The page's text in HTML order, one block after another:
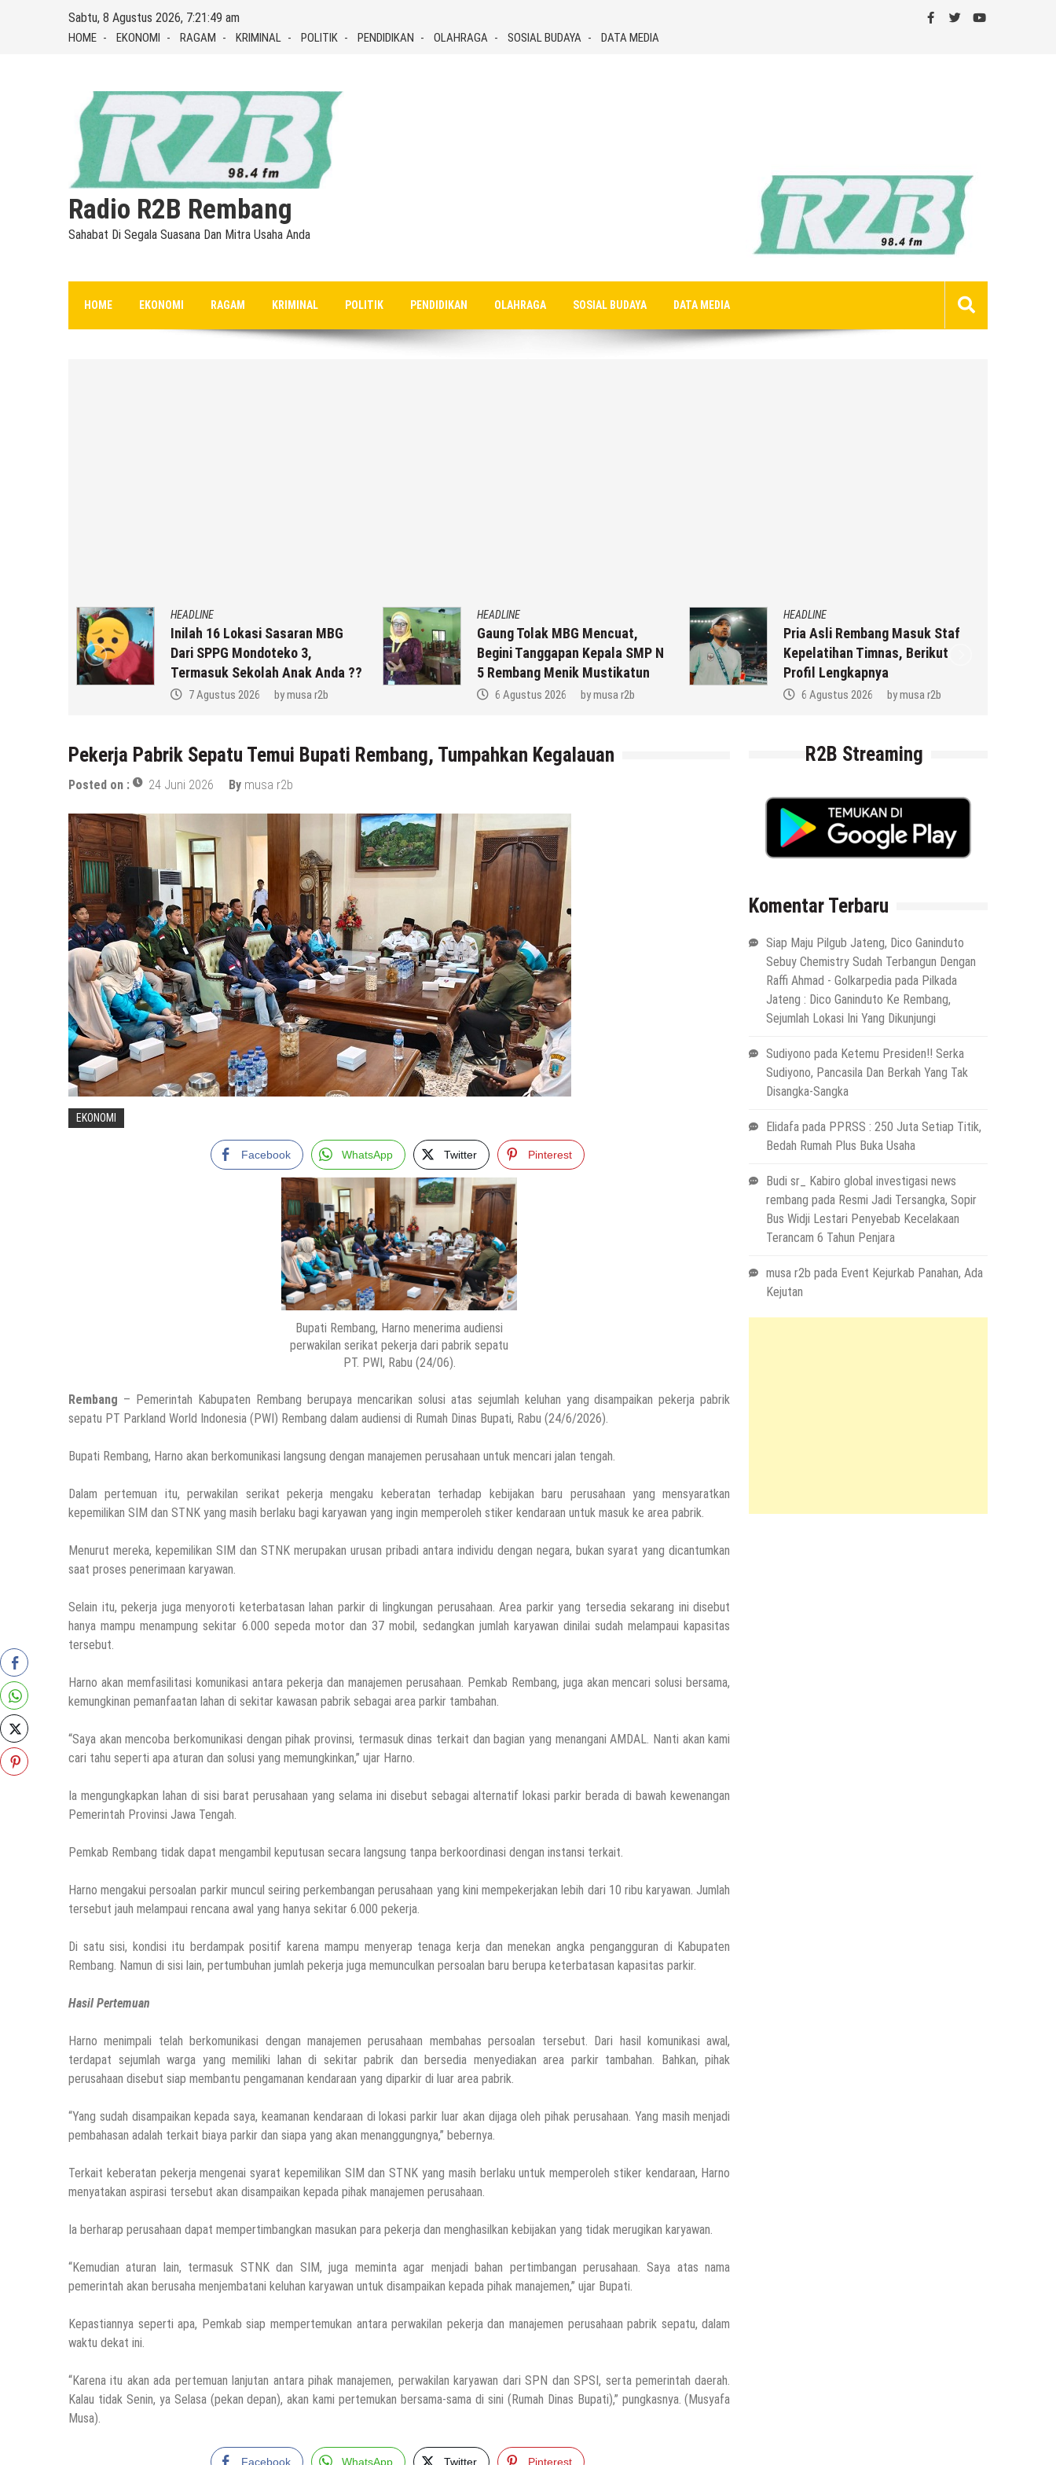
Sabtu, 8 Agustus 2026, 7:21:49 am
HOME EKONOMI RAGAM KRIMINAL POLITIK PENDIDIKAN OLAHRAGA SOSIAL BUDAYA DATA MEDIA
Radio R2B Rembang
Sahabat Di Segala Suasana Dan Mitra Usaha Anda
HOME EKONOMI RAGAM KRIMINAL POLITIK PENDIDIKAN OLAHRAGA SOSIAL BUDAYA DATA MEDIA
HEADLINE
Inilah 16 Lokasi Sasaran MBG
Dari SPPG Mondoteko 3,
Termasuk Sekolah Anak Anda ??
7 Agustus 2026 bymusa r2b
HEADLINE
Gaung Tolak MBG Mencuat,
Begini Tanggapan Kepala SMP N
5 Rembang Menik Mustikatun
6 Agustus 2026 bymusa r2b
HEADLINE
Pria Asli Rembang Masuk Staf
Kepelatihan Timnas, Berikut
Profil Lengkapnya
6 Agustus 2026 bymusa r2b
Pekerja Pabrik Sepatu Temui Bupati Rembang, Tumpahkan Kegalauan
Posted on : 24 Juni 2026 By musa r2b
EKONOMI
Facebook WhatsApp Twitter Pinterest
Bupati Rembang, Harno menerima audiensi
perwakilan serikat pekerja dari pabrik sepatu
PT. PWI, Rabu (24/06).
Rembang – Pemerintah Kabupaten Rembang berupaya mencarikan solusi atas sejumlah keluhan yang disampaikan pekerja pabrik
sepatu PT Parkland World Indonesia (PWI) Rembang dalam audiensi di Rumah Dinas Bupati, Rabu (24/6/2026).
Bupati Rembang, Harno akan berkomunikasi langsung dengan manajemen perusahaan untuk mencari jalan tengah.
Dalam pertemuan itu, perwakilan serikat pekerja mengaku keberatan terhadap kebijakan baru perusahaan yang mensyaratkan
kepemilikan SIM dan STNK yang masih berlaku bagi karyawan yang ingin memperoleh stiker kendaraan untuk masuk ke area pabrik.
Menurut mereka, kepemilikan SIM dan STNK merupakan urusan pribadi antara individu dengan negara, bukan syarat yang dicantumkan
saat proses penerimaan karyawan.
Selain itu, pekerja juga menyoroti keterbatasan lahan parkir di lingkungan perusahaan. Area parkir yang tersedia sekarang ini disebut
hanya mampu menampung sekitar 6.000 sepeda motor dan 37 mobil, sedangkan jumlah karyawan dinilai sudah melampaui kapasitas
tersebut.
Harno akan memfasilitasi komunikasi antara pekerja dan manajemen perusahaan. Pemkab Rembang, juga akan mencari solusi bersama,
kemungkinan pemanfaatan lahan di sekitar kawasan pabrik sebagai area parkir tambahan.
“Saya akan mencoba berkomunikasi dengan pihak provinsi, termasuk dinas terkait dan bagian yang menangani AMDAL. Nanti akan kami
cari tahu seperti apa aturan dan solusi yang memungkinkan,” ujar Harno.
Ia mengungkapkan lahan di sisi barat perusahaan yang selama ini disebut sebagai alternatif lokasi parkir berada di bawah kewenangan
Pemerintah Provinsi Jawa Tengah.
Pemkab Rembang tidak dapat mengambil keputusan secara langsung tanpa berkoordinasi dengan instansi terkait.
Harno mengakui persoalan parkir muncul seiring perkembangan perusahaan yang kini mempekerjakan lebih dari 10 ribu karyawan. Jumlah
tersebut jauh melampaui rencana awal yang hanya sekitar 6.000 pekerja.
Di satu sisi, kondisi itu berdampak positif karena mampu menyerap tenaga kerja dan menekan angka pengangguran di Kabupaten
Rembang. Namun di sisi lain, pertumbuhan jumlah pekerja juga memunculkan persoalan baru berupa keterbatasan kapasitas parkir.
Hasil Pertemuan
Harno menimpali telah berkomunikasi dengan manajemen perusahaan membahas persoalan tersebut. Dari hasil komunikasi awal,
terdapat sejumlah warga yang memiliki lahan di sekitar pabrik dan bersedia menyediakan area parkir tambahan. Bahkan, pihak
perusahaan disebut siap membantu pengamanan kendaraan yang diparkir di luar area pabrik.
“Yang sudah disampaikan kepada saya, keamanan kendaraan di lokasi parkir luar akan dijaga oleh pihak perusahaan. Yang masih menjadi
pembahasan adalah terkait biaya parkir dan siapa yang akan menanggungnya,” bebernya.
Terkait keberatan pekerja mengenai syarat kepemilikan SIM dan STNK yang masih berlaku untuk memperoleh stiker kendaraan, Harno
menyatakan aspirasi tersebut akan disampaikan kepada pihak manajemen perusahaan.
Ia berharap perusahaan dapat mempertimbangkan masukan para pekerja dan menghasilkan kebijakan yang tidak merugikan karyawan.
“Kemudian aturan lain, termasuk STNK dan SIM, juga meminta agar menjadi bahan pertimbangan perusahaan. Saya atas nama
pemerintah akan berusaha menjembatani keluhan karyawan untuk disampaikan kepada pihak manajemen,” ujar Bupati.
Kepastiannya seperti apa, Pemkab siap mempertemukan antara perwakilan pekerja dan manajemen perusahaan pabrik sepatu, dalam
waktu dekat ini.
“Karena itu akan ada pertemuan lanjutan antara pihak manajemen, perwakilan karyawan dari SPN dan SPSI, serta pemerintah daerah.
Kalau tidak Senin, ya Selasa (pekan depan), akan kami pertemukan bersama-sama di sini (Rumah Dinas Bupati),” pungkasnya. (Musyafa
Musa).
Facebook WhatsApp Twitter Pinterest
R2B Streaming
Komentar Terbaru
Siap Maju Pilgub Jateng, Dico Ganinduto
Sebuy Chemistry Sudah Terbangun Dengan
Raffi Ahmad - Golkarpedia pada Pilkada
Jateng : Dico Ganinduto Ke Rembang,
Sejumlah Lokasi Ini Yang Dikunjungi
Sudiyono pada Ketemu Presiden!! Serka
Sudiyono, Pancasila Dan Berkah Yang Tak
Disangka-Sangka
Elidafa pada PPRSS : 250 Juta Setiap Titik,
Bedah Rumah Plus Buka Usaha
Budi sr_ Kabiro global investigasi news
rembang pada Resmi Jadi Tersangka, Sopir
Bus Widji Lestari Penyebab Kecelakaan
Terancam 6 Tahun Penjara
musa r2b pada Event Kejurkab Panahan, Ada
Kejutan